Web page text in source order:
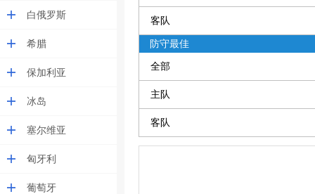
白俄罗斯
希腊
保加利亚
冰岛
塞尔维亚
匈牙利
葡萄牙
客队
防守最佳
全部
主队
客队